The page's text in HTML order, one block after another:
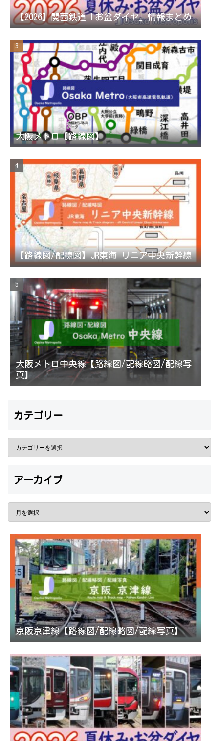
n
e
【2026】関西鉄道「お盆ダイヤ」情報まとめ
大阪メトロ【路線図】
【路線図/配線図】JR東海 リニア中央新幹線
大阪メトロ中央線【路線図/配線略図/配線写
真】
カテゴリー
アーカイブ
京阪京津線【路線図/配線略図/配線写真】